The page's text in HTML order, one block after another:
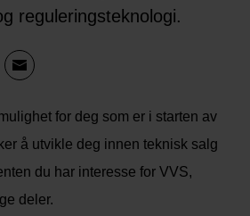
reguleringsteknologi.
for deg som er i starten av
å utvikle deg innen teknisk salg
du har interesse for VVS,
deler.